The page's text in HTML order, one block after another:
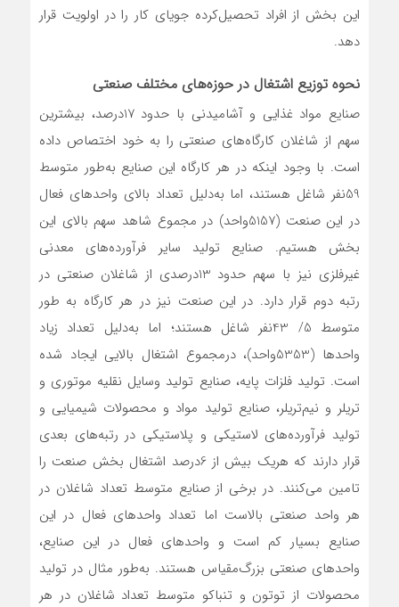
این بخش از افراد تحصیل‌کرده جویای کار را در اولویت قرار
دهد.
نحوه توزیع اشتغال در حوزه‌های مختلف صنعتی
صنایع مواد غذایی و آشامیدنی با حدود 17درصد، بیشترین
سهم از شاغلان کارگاه‌‌‌های صنعتی را به خود اختصاص داده
است. با وجود اینکه در هر کارگاه این صنایع به‌‌‌طور متوسط
59نفر شاغل هستند، اما به‌‌‌دلیل تعداد بالای واحدهای فعال
در این صنعت (5157واحد) در مجموع شاهد سهم بالای این
بخش هستیم. صنایع تولید سایر فرآورده‌‌‌های معدنی
غیرفلزی نیز با سهم حدود 13‌درصدی از شاغلان صنعتی در
رتبه دوم قرار دارد. در این صنعت نیز در هر کارگاه به طور
متوسط 5/ 43نفر شاغل هستند؛ اما به‌‌‌دلیل تعداد زیاد
واحدها (5353واحد)، درمجموع اشتغال بالایی ایجاد شده
است. تولید فلزات پایه، صنایع تولید وسایل نقلیه موتوری و
تریلر و نیم‌‌‌تریلر، صنایع تولید مواد و محصولات شیمیایی و
تولید فرآورده‌‌‌های لاستیکی و پلاستیکی در رتبه‌‌‌های بعدی
قرار دارند که هریک بیش از 6‌درصد اشتغال بخش صنعت را
تامین می‌کنند. در برخی از صنایع متوسط تعداد شاغلان در
هر واحد صنعتی بالاست اما تعداد واحدهای فعال در این
صنایع بسیار کم است و واحدهای فعال در این صنایع،
واحدهای صنعتی بزرگ‌مقیاس هستند. به‌طور مثال در تولید
محصولات از توتون و تنباکو متوسط تعداد شاغلان در هر